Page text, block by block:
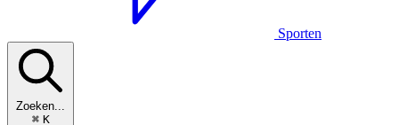
Sporten
Zoeken...
⌘ K